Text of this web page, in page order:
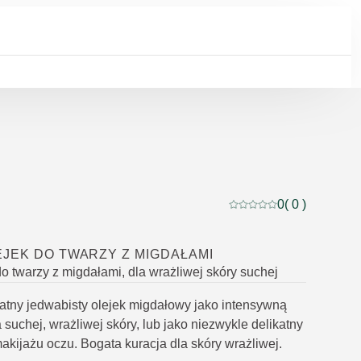
Current rating: 0 out of
0( 0 )
DO TWARZY Z MIGDAŁAMI
twarzy z migdałami, dla wrażliwej skóry suchej
jedwabisty olejek migdałowy jako intensywną
suchej, wrażliwej skóry, lub jako niezwykle delikatny
oczu. Bogata kuracja dla skóry wrażliwej.